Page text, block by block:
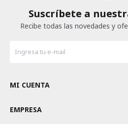
Suscríbete a
Recibe todas las novedades y
MI CUENTA
EMPRESA